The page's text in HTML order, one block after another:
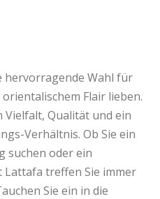
hervorragende Wahl für
Flair lieben.
Qualität und ein
Verhältnis. Ob Sie ein
suchen oder ein
Lattafa treffen Sie immer
Sie ein in die